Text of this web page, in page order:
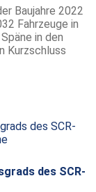
Baujahre 2022
Fahrzeuge in
in den
Kurzschluss
des SCR-